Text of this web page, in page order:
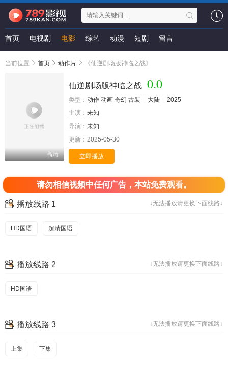
首页 电视剧 电影 综艺 动漫 短剧 留言
当前位置 首页 动作片 《仙逆剧场版神临之战》
高清
仙逆剧场版神临之战 0.0
类型： 动作 动画 奇幻 古装 大陆
2025
主演： 未知
导演： 未知
更新： 2025-05-30
立即播放
请勿相信视频中任何广告，本站免费观看。
↓无法播放请更换下面线路↓
播放线路 1
HD国语 超清国语
↓无法播放请更换下面线路↓
播放线路 2
HD国语
↓无法播放请更换下面线路↓
播放线路 3
上集 下集